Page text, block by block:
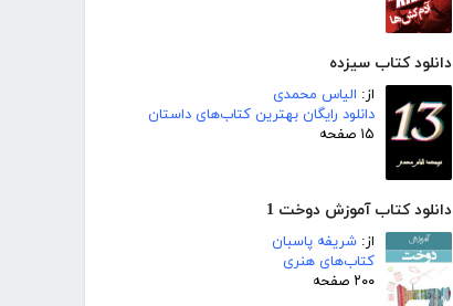
دانلود کتاب سیزده
از: الیاس محمدی
دانلود رایگان بهترین کتاب‌های داستان
۱۵ صفحه
دانلود کتاب آموزش دوخت 1
از: شریفه پاسبان
کتاب‌های هنری
۲۰۰ صفحه